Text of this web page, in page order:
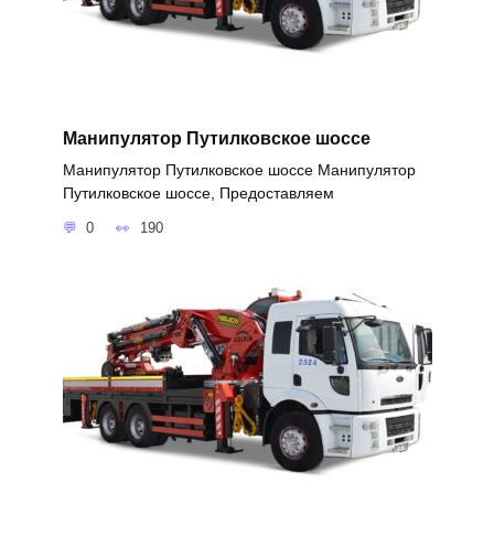
Манипулятор Путилковское шоссе
Манипулятор Путилковское шоссе Манипулятор
Путилковское шоссе, Предоставляем
0 190